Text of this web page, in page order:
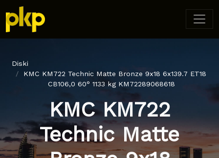
Diski
KMC KM722 Technic Matte Bronze 9x18 6x139.7 ET18
CB106,0 60° 1133 kg KM72289068618
KMC KM722
Technic Matte